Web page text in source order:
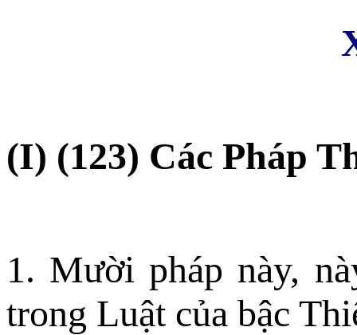
(I) (123) Các Pháp
1. Mười pháp này,
trong Luật của bậc